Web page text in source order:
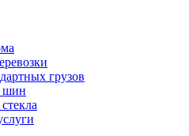
грузов
шин